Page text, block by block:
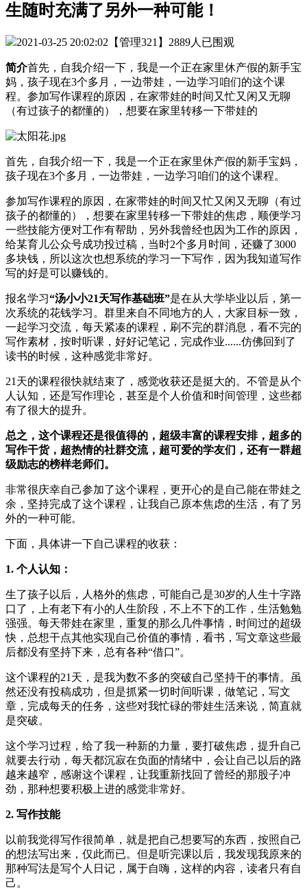
生随时充满了另外一种可能！
2021-03-25 20:02:02 【管理321】 2889人已围观
简介首先，自我介绍一下，我是一个正在家里休产假的新手宝
妈，孩子现在3个多月，一边带娃，一边学习咱们的这个课
程。参加写作课程的原因，在家带娃的时间又忙又闲又无聊
（有过孩子的都懂的），想要在家里转移一下带娃的
首先，自我介绍一下，我是一个正在家里休产假的新手宝妈，
孩子现在3个多月，一边带娃，一边学习咱们的这个课程。
参加写作课程的原因，在家带娃的时间又忙又闲又无聊（有过
孩子的都懂的），想要在家里转移一下带娃的焦虑，顺便学习
一些技能方便对工作有帮助，另外我曾经也因为工作的原因，
给某育儿公众号成功投过稿，当时2个多月时间，还赚了3000
多块钱，所以这次也想系统的学习一下写作，因为我知道写作
写的好是可以赚钱的。
报名学习“汤小小21天写作基础班”是在从大学毕业以后，第一
次系统的花钱学习。群里来自不同地方的人，大家目标一致，
一起学习交流，每天紧凑的课程，刷不完的群消息，看不完的
写作素材，按时听课，好好记笔记，完成作业......仿佛回到了
读书的时候，这种感觉非常好。
21天的课程很快就结束了，感觉收获还是挺大的。不管是从个
人认知，还是写作理论，甚至是个人价值和时间管理，这些都
有了很大的提升。
总之，这个课程还是很值得的，超级丰富的课程安排，超多的
写作干货，超热情的社群交流，超可爱的学友们，还有一群超
级励志的榜样老师们。
非常很庆幸自己参加了这个课程，更开心的是自己能在带娃之
余，坚持完成了这个课程，让我自己原本焦虑的生活，有了另
外的一种可能。
下面，具体讲一下自己课程的收获：
1. 个人认知：
生了孩子以后，人格外的焦虑，可能自己是30岁的人生十字路
口了，上有老下有小的人生阶段，不上不下的工作，生活勉勉
强强。每天带娃在家里，重复的那么几件事情，时间过的超级
快，总想干点其他实现自己价值的事情，看书，写文章这些最
后都没有坚持下来，总有各种“借口”。
这个课程的21天，是我为数不多的突破自己坚持干的事情。虽
然还没有投稿成功，但是抓紧一切时间听课，做笔记，写文
章，完成每天的任务，这些对我忙碌的带娃生活来说，简直就
是突破。
这个学习过程，给了我一种新的力量，要打破焦虑，提升自己
就要去行动，每天都沉寂在负面的情绪中，会让自己以后的路
越来越窄，感谢这个课程，让我重新找回了曾经的那股子冲
劲，那种想要积极上进的感觉非常好。
2. 写作技能
以前我觉得写作很简单，就是把自己想要写的东西，按照自己
的想法写出来，仅此而已。但是听完课以后，我发现我原来的
那种写法是写个人日记，属于自嗨，这样的内容，读者只有自
己。